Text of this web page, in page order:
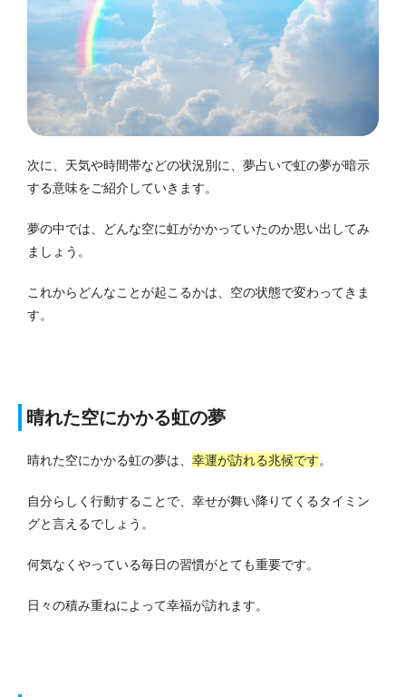
次に、天気や時間帯などの状況別に、夢占いで虹の夢が暗示
する意味をご紹介していきます。
夢の中では、どんな空に虹がかかっていたのか思い出してみ
ましょう。
これからどんなことが起こるかは、空の状態で変わってきま
す。
晴れた空にかかる虹の夢
晴れた空にかかる虹の夢は、 幸運が訪れる兆候です。
自分らしく行動することで、幸せが舞い降りてくるタイミン
グと言えるでしょう。
何気なくやっている毎日の習慣がとても重要です。
日々の積み重ねによって幸福が訪れます。